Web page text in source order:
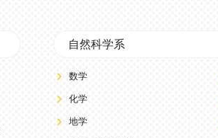
自然科学系
数学
化学
地学